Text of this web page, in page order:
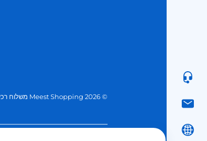
© 2026 Meest Shopping משלוח